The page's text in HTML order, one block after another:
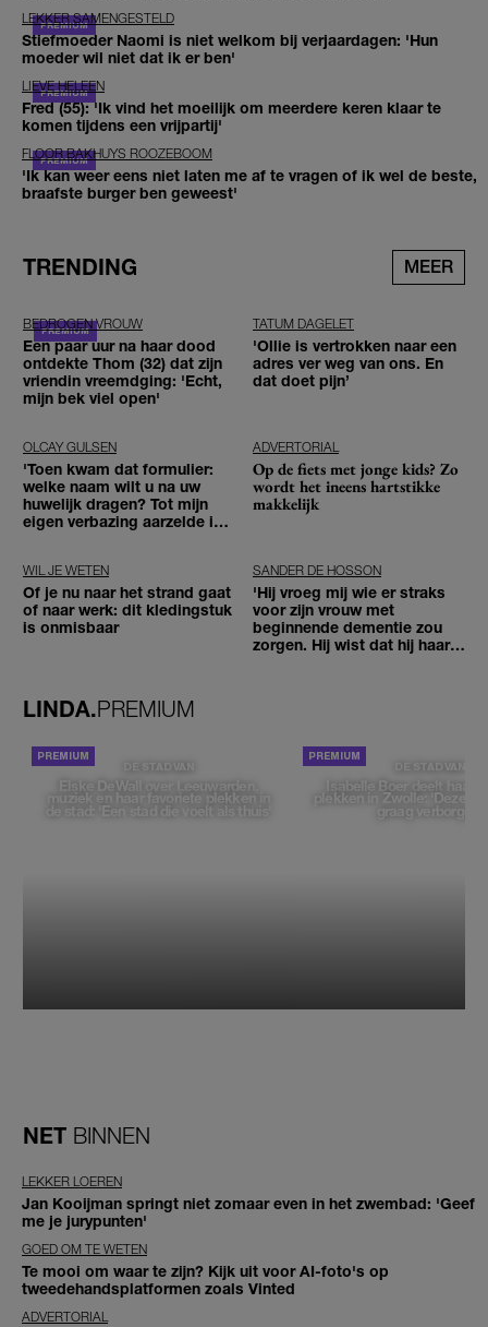
LEKKER SAMENGESTELD
Stiefmoeder Naomi is niet welkom bij verjaardagen: 'Hun
moeder wil niet dat ik er ben'
LIEVE HELEEN
Fred (55): 'Ik vind het moeilijk om meerdere keren klaar te
komen tijdens een vrijpartij'
FLOOR BAKHUYS ROOZEBOOM
'Ik kan weer eens niet laten me af te vragen of ik wel de beste,
braafste burger ben geweest'
TRENDING MEER
BEDROGEN VROUW
Een paar uur na haar dood
ontdekte Thom (32) dat zijn
vriendin vreemdging: 'Echt,
mijn bek viel open'
TATUM DAGELET
'Ollie is vertrokken naar een
adres ver weg van ons. En
dat doet pijn’
OLCAY GULSEN
'Toen kwam dat formulier:
welke naam wilt u na uw
huwelijk dragen? Tot mijn
eigen verbazing aarzelde ik
ADVERTORIAL
Op de fiets met jonge kids? Zo
wordt het ineens hartstikke
makkelijk
WIL JE WETEN
Of je nu naar het strand gaat
of naar werk: dit kledingstuk
is onmisbaar
SANDER DE HOSSON
'Hij vroeg mij wie er straks
voor zijn vrouw met
beginnende dementie zou
zorgen. Hij wist dat hij haar
LINDA.PREMIUM
DE STAD VAN
Elske DeWall over Leeuwarden,
muziek en haar favoriete plekken in
de stad: 'Een stad die voelt als thuis'
DE STAD VAN
Isabelle Boer deelt haar
plekken in Zwolle: 'Deze
graag verborgen'
NET BINNEN
LEKKER LOEREN
Jan Kooijman springt niet zomaar even in het zwembad: 'Geef
me je jurypunten'
GOED OM TE WETEN
Te mooi om waar te zijn? Kijk uit voor AI-foto's op
tweedehandsplatformen zoals Vinted
ADVERTORIAL